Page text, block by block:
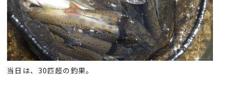
当日は、30匹超の釣果。